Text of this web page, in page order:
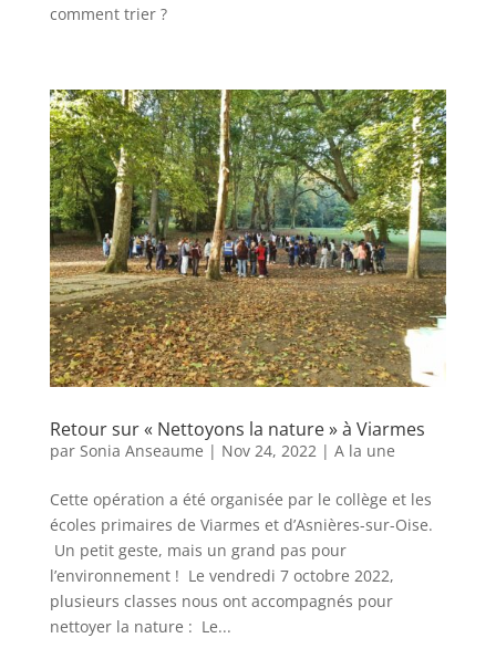
comment trier ?
Retour sur « Nettoyons la nature » à Viarmes
par Sonia Anseaume | Nov 24, 2022 | A la une
Cette opération a été organisée par le collège et les
écoles primaires de Viarmes et d’Asnières-sur-Oise.
Un petit geste, mais un grand pas pour
l’environnement ! Le vendredi 7 octobre 2022,
plusieurs classes nous ont accompagnés pour
nettoyer la nature : Le...